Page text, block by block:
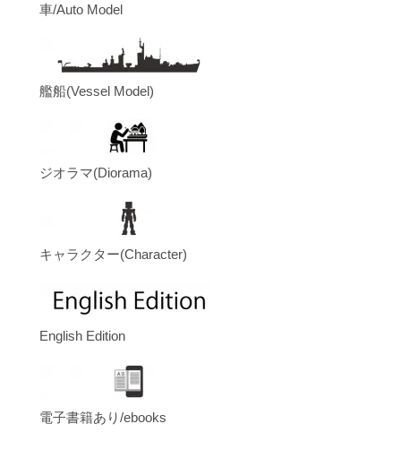
車/Auto Model
艦船(Vessel Model)
ジオラマ(Diorama)
キャラクター(Character)
English Edition
電子書籍あり/ebooks